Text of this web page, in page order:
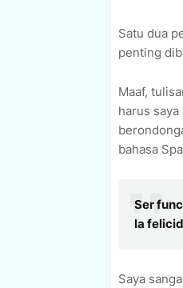
Satu dua
penting
Maaf,
harus
bahasa
Ser
la
Saya